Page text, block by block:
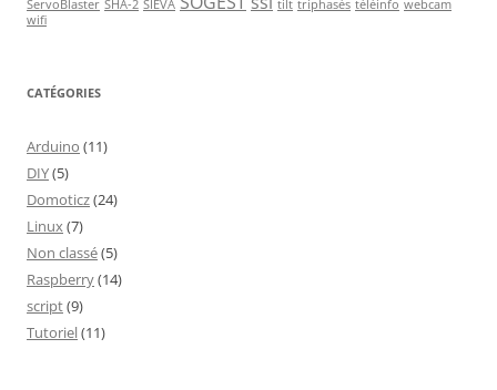
ServoBlaster SHA-2 SIEVA tilt triphasés téléinfo webcam
wifi
CATÉGORIES
Arduino (11)
DIY(5)
Domoticz(24)
Linux(7)
Non classé(5)
Raspberry(14)
script(9)
Tutoriel(11)